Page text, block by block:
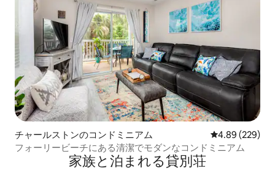
チャールストンのコンドミニアム レビュー229
4.89 (229)
フォーリービーチにある清潔でモダンなコンドミニアム
家族と泊まれる貸別荘